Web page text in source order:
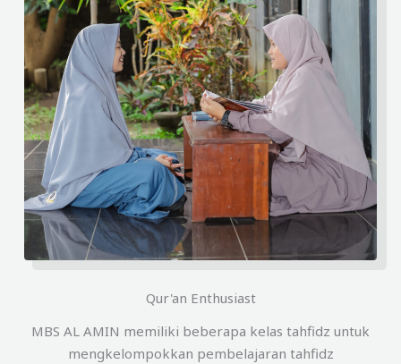
Qur'an Enthusiast
MBS AL AMIN memiliki beberapa kelas tahfidz untuk
mengkelompokkan pembelajaran tahfidz